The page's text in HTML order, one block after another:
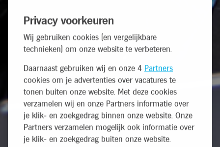
Privacy voorkeuren
Wij gebruiken cookies (en vergelijkbare
technieken) om onze website te verbeteren.
Daarnaast gebruiken wij en onze 4 Partners
cookies om je advertenties over vacatures te
tonen buiten onze website. Met deze cookies
verzamelen wij en onze Partners informatie over
je klik- en zoekgedrag binnen onze website. Onze
Partners verzamelen mogelijk ook informatie over
je klik- en zoekgedrag buiten onze website.